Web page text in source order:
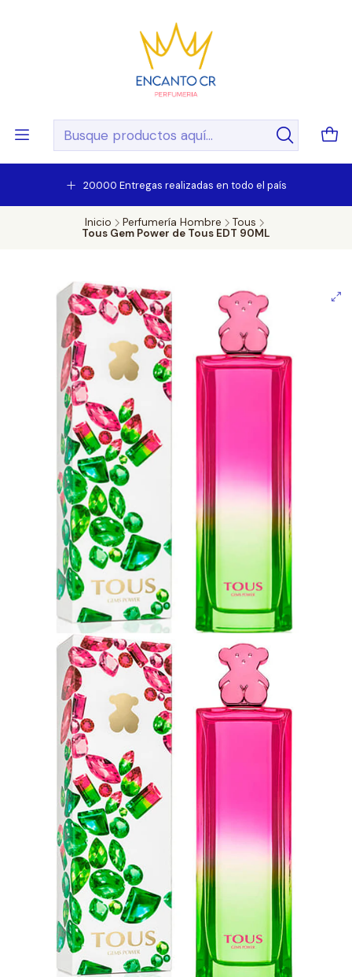
20.000 Entregas realizadas en todo el país
Inicio Perfumería Hombre
Tous
Tous Gem Power de Tous EDT 90ML